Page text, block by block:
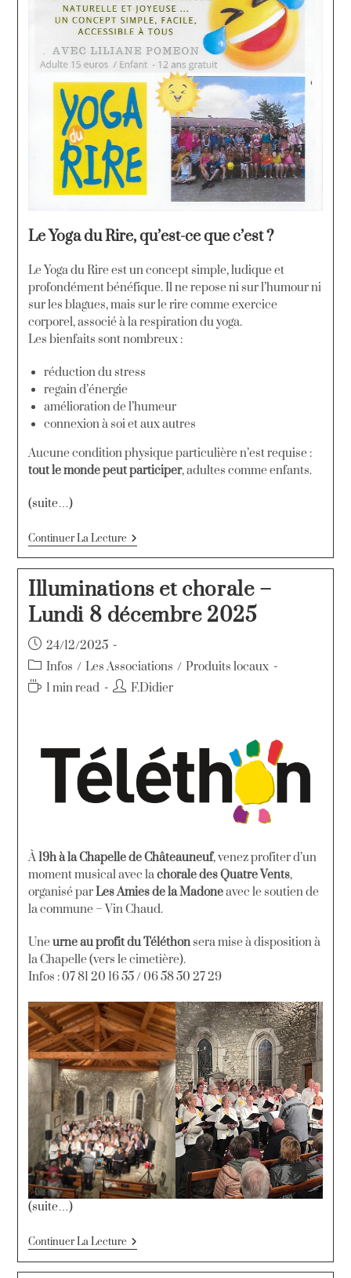
Le Yoga du Rire, qu’est-ce que c’est ?
Le Yoga du Rire est un concept simple, ludique et
profondément bénéfique. Il ne repose ni sur l’humour ni
sur les blagues, mais sur le rire comme exercice
corporel, associé à la respiration du yoga.
Les bienfaits sont nombreux :
réduction du stress
regain d’énergie
amélioration de l’humeur
connexion à soi et aux autres
Aucune condition physique particulière n’est requise :
tout le monde peut participer, adultes comme enfants.
(suite…)
Continuer La Lecture
Illuminations et chorale –
Lundi 8 décembre 2025
24/12/2025
Infos / Les Associations / Produits locaux
1 min read
F.Didier
À19h à la Chapelle de Châteauneuf, venez profiter d’un
moment musical avec lachorale des Quatre Vents,
organisé parLes Amies de la Madoneavec le soutien de
la commune – Vin Chaud.
Uneurne au profit du Téléthonsera mise à disposition à
la Chapelle (vers le cimetière).
Infos : 07 81 20 16 55 / 06 58 50 27 29
(suite…)
Continuer La Lecture